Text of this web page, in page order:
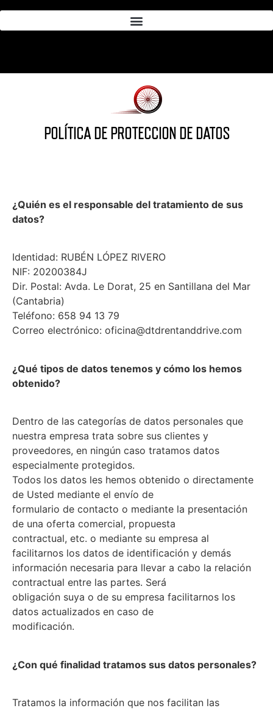
POLÍTICA DE PROTECCION DE DATOS
¿Quién es el responsable del tratamiento de sus
datos?
Identidad: RUBÉN LÓPEZ RIVERO
NIF: 20200384J
Dir. Postal: Avda. Le Dorat, 25 en Santillana del Mar
(Cantabria)
Teléfono: 658 94 13 79
Correo electrónico: oficina@dtdrentanddrive.com
¿Qué tipos de datos tenemos y cómo los hemos
obtenido?
Dentro de las categorías de datos personales que
nuestra empresa trata sobre sus clientes y
proveedores, en ningún caso tratamos datos
especialmente protegidos.
Todos los datos les hemos obtenido o directamente
de Usted mediante el envío de
formulario de contacto o mediante la presentación
de una oferta comercial, propuesta
contractual, etc. o mediante su empresa al
facilitarnos los datos de identificación y demás
información necesaria para llevar a cabo la relación
contractual entre las partes. Será
obligación suya o de su empresa facilitarnos los
datos actualizados en caso de
modificación.
¿Con qué finalidad tratamos sus datos personales?
Tratamos la información que nos facilitan las